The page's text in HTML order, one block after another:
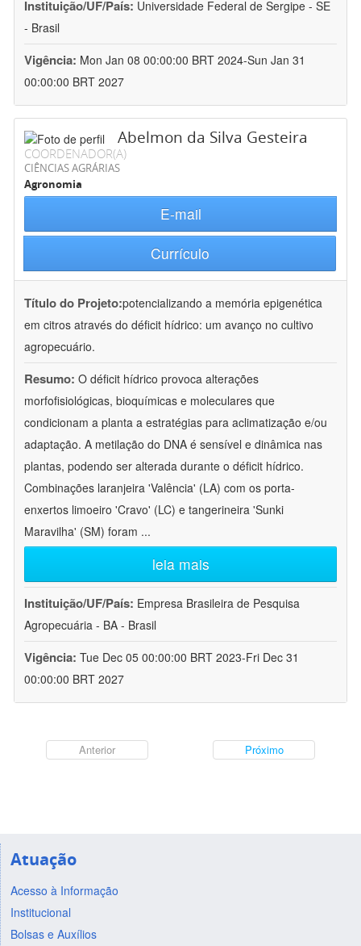
Instituição/UF/País: Universidade Federal de Sergipe - SE
- Brasil
Vigência: Mon Jan 08 00:00:00 BRT 2024-Sun Jan 31
00:00:00 BRT 2027
Abelmon da Silva Gesteira
COORDENADOR(A)
CIÊNCIAS AGRÁRIAS
Agronomia
E-mail
Currículo
Título do Projeto:potencializando a memória epigenética
em citros através do déficit hídrico: um avanço no cultivo
agropecuário.
Resumo: O déficit hídrico provoca alterações
morfofisiológicas, bioquímicas e moleculares que
condicionam a planta a estratégias para aclimatização e/ou
adaptação. A metilação do DNA é sensível e dinâmica nas
plantas, podendo ser alterada durante o déficit hídrico.
Combinações laranjeira 'Valência' (LA) com os porta-
enxertos limoeiro 'Cravo' (LC) e tangerineira 'Sunki
Maravilha' (SM) foram ...
leia mais
Instituição/UF/País: Empresa Brasileira de Pesquisa
Agropecuária - BA - Brasil
Vigência: Tue Dec 05 00:00:00 BRT 2023-Fri Dec 31
00:00:00 BRT 2027
Anterior Próximo
Atuação
Acesso à Informação
Institucional
Bolsas e Auxílios